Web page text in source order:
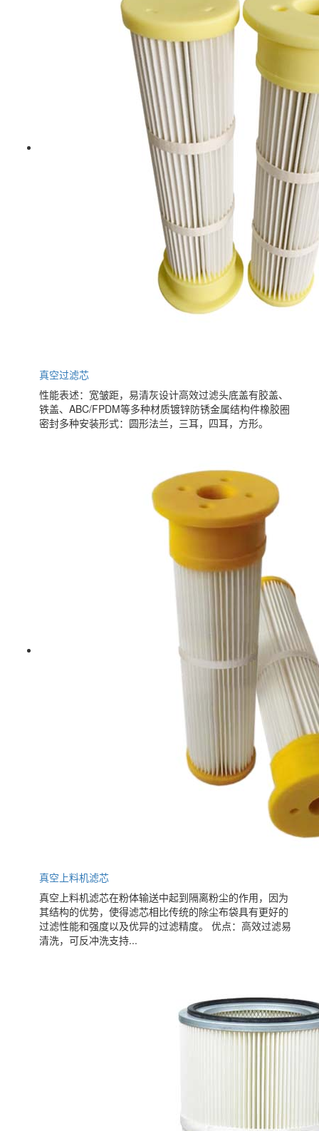
真空过滤芯
性能表述：宽皱距，易清灰设计高效过滤头底盖有胶盖、
铁盖、ABC/FPDM等多种材质镀锌防锈金属结构件橡胶圈
密封多种安装形式：圆形法兰，三耳，四耳，方形。
真空上料机滤芯
真空上料机滤芯在粉体输送中起到隔离粉尘的作用，因为
其结构的优势，使得滤芯相比传统的除尘布袋具有更好的
过滤性能和强度以及优异的过滤精度。 优点：高效过滤易
清洗，可反冲洗支持...